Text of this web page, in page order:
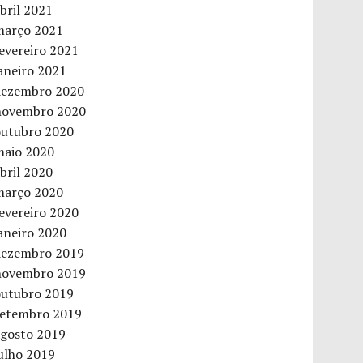
2021
2021
2021
2021
2020
2020
2020
2020
2020
2020
2020
2020
2019
2019
2019
2019
2019
2019